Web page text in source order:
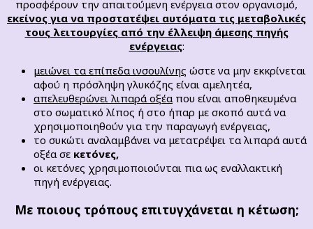
προσφέρουν την απαιτούμενη ενέργεια στον οργανισμό,
εκείνος για να προστατέψει αυτόματα τις μεταβολικές
τους λειτουργίες από την έλλειψη άμεσης πηγής
ενέργειας:
μειώνει τα επίπεδα ινσουλίνης ώστε να μην εκκρίνεται
αφού η πρόσληψη γλυκόζης είναι αμελητέα,
απελευθερώνει λιπαρά οξέαπου είναι αποθηκευμένα
στο σωματικό λίπος ή στο ήπαρ με σκοπό αυτά να
χρησιμοποιηθούν για την παραγωγή ενέργειας,
το συκώτι αναλαμβάνει να μετατρέψει τα λιπαρά αυτά
οξέα σε κετόνες,
οι κετόνες χρησιμοποιούνται πια ως εναλλακτική
πηγή ενέργειας.
Με ποιους τρόπους επιτυγχάνεται η κέτωση;